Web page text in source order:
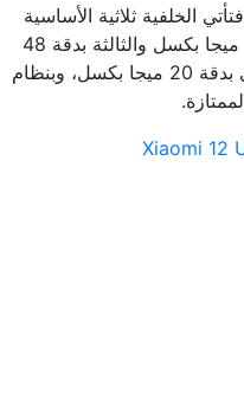
فتأتي الخلفية ثلاثية الأساسية
بدقة 50 ميجا بكسل والثانية بدقة 48 ميجا بكسل والثالثة بدقة 48
ميجا بكسل أما الكاميرا الأمامية فتأتي بدقة 20 ميجا بكسل، وبنظام